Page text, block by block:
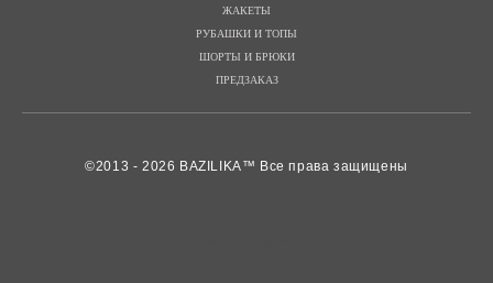
ЖАКЕТЫ
РУБАШКИ И ТОПЫ
ШОРТЫ И БРЮКИ
ПРЕДЗАКАЗ
©2013 - 2026 BAZILIKA™ Все права защищены